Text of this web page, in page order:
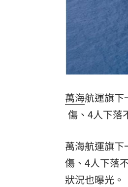
650萬冊神話
台灣彩券開獎直
LIVE三立+24小
三立iNEWS新
理想混蛋號召
萬海航運旗下
傷、4人下落
萬海航運旗下
傷、4人下落
狀況也曝光。